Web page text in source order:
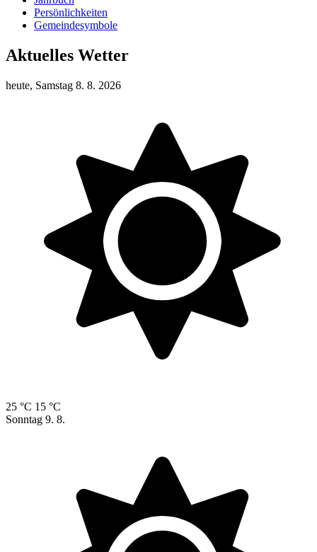
Persönlichkeiten
Gemeindesymbole
Aktuelles Wetter
heute, Samstag 8. 8. 2026
25 °C 15 °C
Sonntag 9. 8.